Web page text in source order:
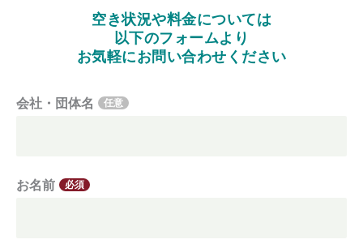
空き状況や料金については
以下のフォームより
お気軽にお問い合わせください
会社・団体名 任意
お名前 必須